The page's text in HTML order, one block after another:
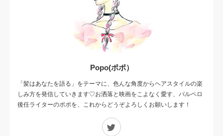
Popo(ポポ）
「髪はあなたを語る」をテーマに、色んな角度からヘアスタイルの楽
しみ方を発信していきます♡お洒落と映画をこよなく愛す、パルペロ
後任ライターのポポを、これからどうぞよろしくお願いします！